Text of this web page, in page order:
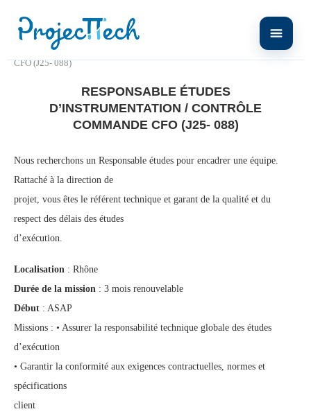
Responsable études d’instrumentation / contrôle commande
CFO (J25- 088)
RESPONSABLE ÉTUDES
D’INSTRUMENTATION / CONTRÔLE
COMMANDE CFO (J25- 088)
Nous recherchons un Responsable études pour encadrer une équipe.
Rattaché à la direction de
projet, vous êtes le référent technique et garant de la qualité et du
respect des délais des études
d’exécution.
Localisation : Rhône
Durée de la mission : 3 mois renouvelable
Début : ASAP
Missions : • Assurer la responsabilité technique globale des études
d’exécution
• Garantir la conformité aux exigences contractuelles, normes et
spécifications
client